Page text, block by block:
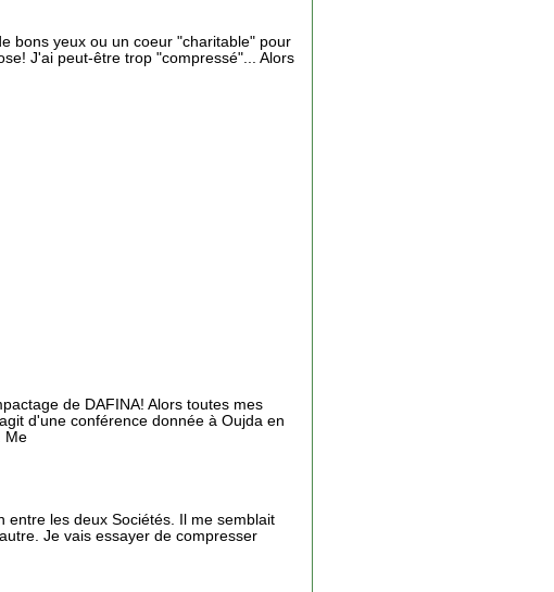
bons yeux ou un coeur "charitable" pour
J'ai peut-être trop "compressé"... Alors
de DAFINA! Alors toutes mes
d'une conférence donnée à Oujda en
Me
entre les deux Sociétés. Il me semblait
Je vais essayer de compresser